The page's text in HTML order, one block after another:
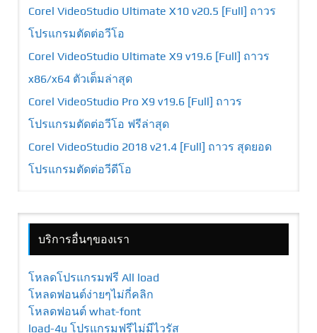
Corel VideoStudio Ultimate X10 v20.5 [Full] ถาวร
โปรแกรมตัดต่อวีโอ
Corel VideoStudio Ultimate X9 v19.6 [Full] ถาวร
x86/x64 ตัวเต็มล่าสุด
Corel VideoStudio Pro X9 v19.6 [Full] ถาวร
โปรแกรมตัดต่อวีโอ ฟรีล่าสุด
Corel VideoStudio 2018 v21.4 [Full] ถาวร สุดยอด
โปรแกรมตัดต่อวีดีโอ
บริการอื่นๆของเรา
โหลดโปรแกรมฟรี All load
โหลดฟอนต์ง่ายๆไม่กี่คลิก
โหลดฟอนต์ what-font
load-4u โปรแกรมฟรีไม่มีไวรัส